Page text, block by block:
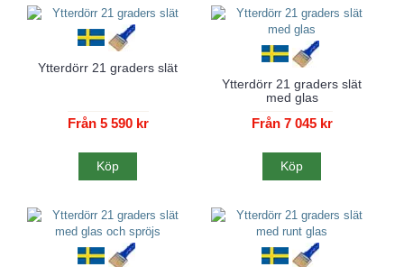
Ytterdörr 21 graders slät
Från 5 590 kr
Köp
Ytterdörr 21 graders slät
med glas
Från 7 045 kr
Köp